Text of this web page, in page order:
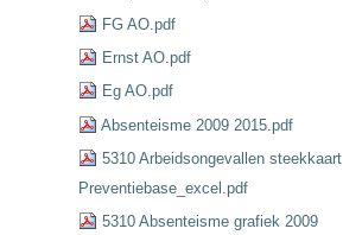
FG AO.pdf
Ernst AO.pdf
Eg AO.pdf
Absenteisme 2009 2015.pdf
5310 Arbeidsongevallen steekkaart
Preventiebase_excel.pdf
5310 Absenteisme grafiek 2009